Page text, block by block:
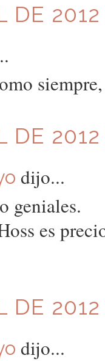
DE
DE
dijo...
geniales.
es
DE 2012
dijo...